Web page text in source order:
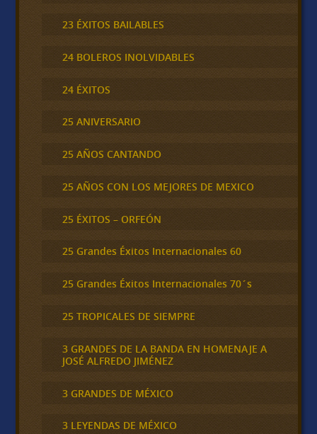
23 ÉXITOS BAILABLES
24 BOLEROS INOLVIDABLES
24 ÉXITOS
25 ANIVERSARIO
25 AÑOS CANTANDO
25 AÑOS CON LOS MEJORES DE MEXICO
25 ÉXITOS – ORFEÓN
25 Grandes Éxitos Internacionales 60
25 Grandes Éxitos Internacionales 70´s
25 TROPICALES DE SIEMPRE
3 GRANDES DE LA BANDA EN HOMENAJE A
JOSÉ ALFREDO JIMÉNEZ
3 GRANDES DE MÉXICO
3 LEYENDAS DE MÉXICO